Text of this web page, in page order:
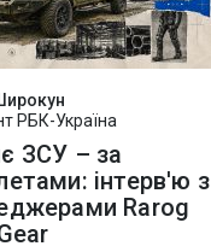
РБК-Україна
ЗСУ – за
інтерв'ю з
Rarog